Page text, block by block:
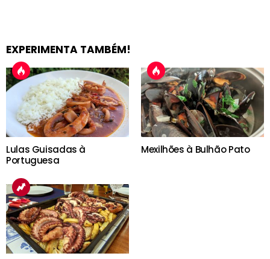
EXPERIMENTA TAMBÉM!
Lulas Guisadas à
Portuguesa
Mexilhões à Bulhão Pato